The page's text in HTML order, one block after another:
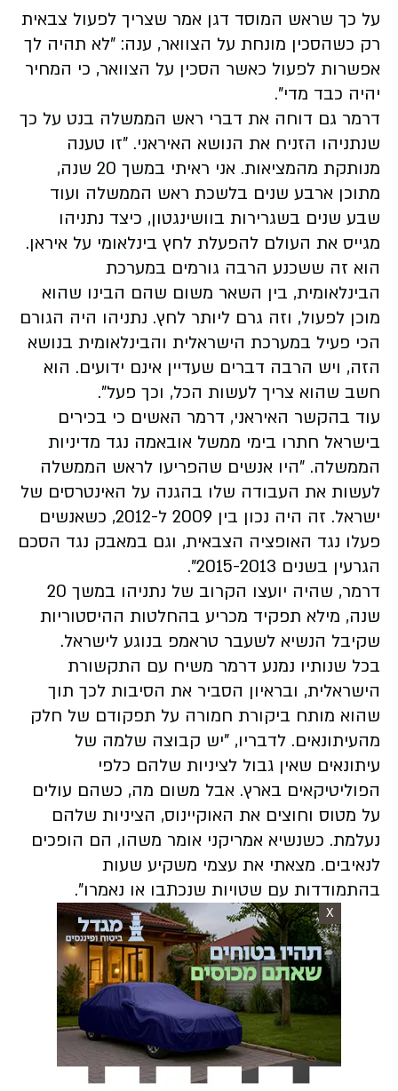
על כך שראש המוסד דגן אמר שצריך לפעול צבאית
רק כשהסכין מונחת על הצוואר, ענה: "לא תהיה לך
אפשרות לפעול כאשר הסכין על הצוואר, כי המחיר
יהיה כבד מדי".
דרמר גם דוחה את דברי ראש הממשלה בנט על כך
שנתניהו הזניח את הנושא האיראני. "זו טענה
מנותקת מהמציאות. אני ראיתי במשך 20 שנה,
מתוכן ארבע שנים בלשכת ראש הממשלה ועוד
שבע שנים בשגרירות בוושינגטון, כיצד נתניהו
מגייס את העולם להפעלת לחץ בינלאומי על איראן.
הוא זה ששכנע הרבה גורמים במערכת
הבינלאומית, בין השאר משום שהם הבינו שהוא
מוכן לפעול, וזה גרם ליותר לחץ. נתניהו היה הגורם
הכי פעיל במערכת הישראלית והבינלאומית בנושא
הזה, ויש הרבה דברים שעדיין אינם ידועים. הוא
חשב שהוא צריך לעשות הכל, וכך פעל".
עוד בהקשר האיראני, דרמר האשים כי בכירים
בישראל חתרו בימי ממשל אובאמה נגד מדיניות
הממשלה. "היו אנשים שהפריעו לראש הממשלה
לעשות את העבודה שלו בהגנה על האינטרסים של
ישראל. זה היה נכון בין 2009 ל-2012, כשאנשים
פעלו נגד האופציה הצבאית, וגם במאבק נגד הסכם
הגרעין בשנים 2015-2013".
דרמר, שהיה יועצו הקרוב של נתניהו במשך 20
שנה, מילא תפקיד מכריע בהחלטות ההיסטוריות
שקיבל הנשיא לשעבר טראמפ בנוגע לישראל.
בכל שנותיו נמנע דרמר משיח עם התקשורת
הישראלית, ובראיון הסביר את הסיבות לכך תוך
שהוא מותח ביקורת חמורה על תפקודם של חלק
מהעיתונאים. לדבריו, "יש קבוצה שלמה של
עיתונאים שאין גבול לציניות שלהם כלפי
הפוליטיקאים בארץ. אבל משום מה, כשהם עולים
על מטוס וחוצים את האוקיינוס, הציניות שלהם
נעלמת. כשנשיא אמריקני אומר משהו, הם הופכים
לנאיבים. מצאתי את עצמי משקיע שעות
בהתמודדות עם שטויות שנכתבו או נאמרו".
X